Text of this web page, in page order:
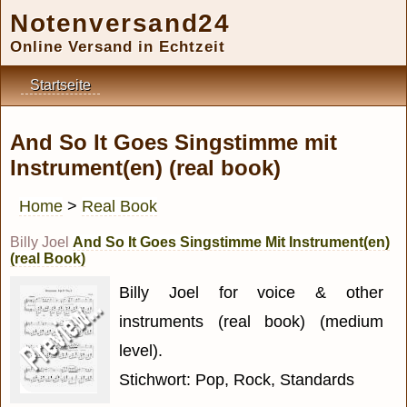
Notenversand24
Online Versand in Echtzeit
Startseite
And So It Goes Singstimme mit
Instrument(en) (real book)
Home > Real Book
Billy Joel And So It Goes Singstimme Mit Instrument(en)
(real Book)
Billy Joel for voice & other
instruments (real book) (medium
level).
Stichwort: Pop, Rock, Standards